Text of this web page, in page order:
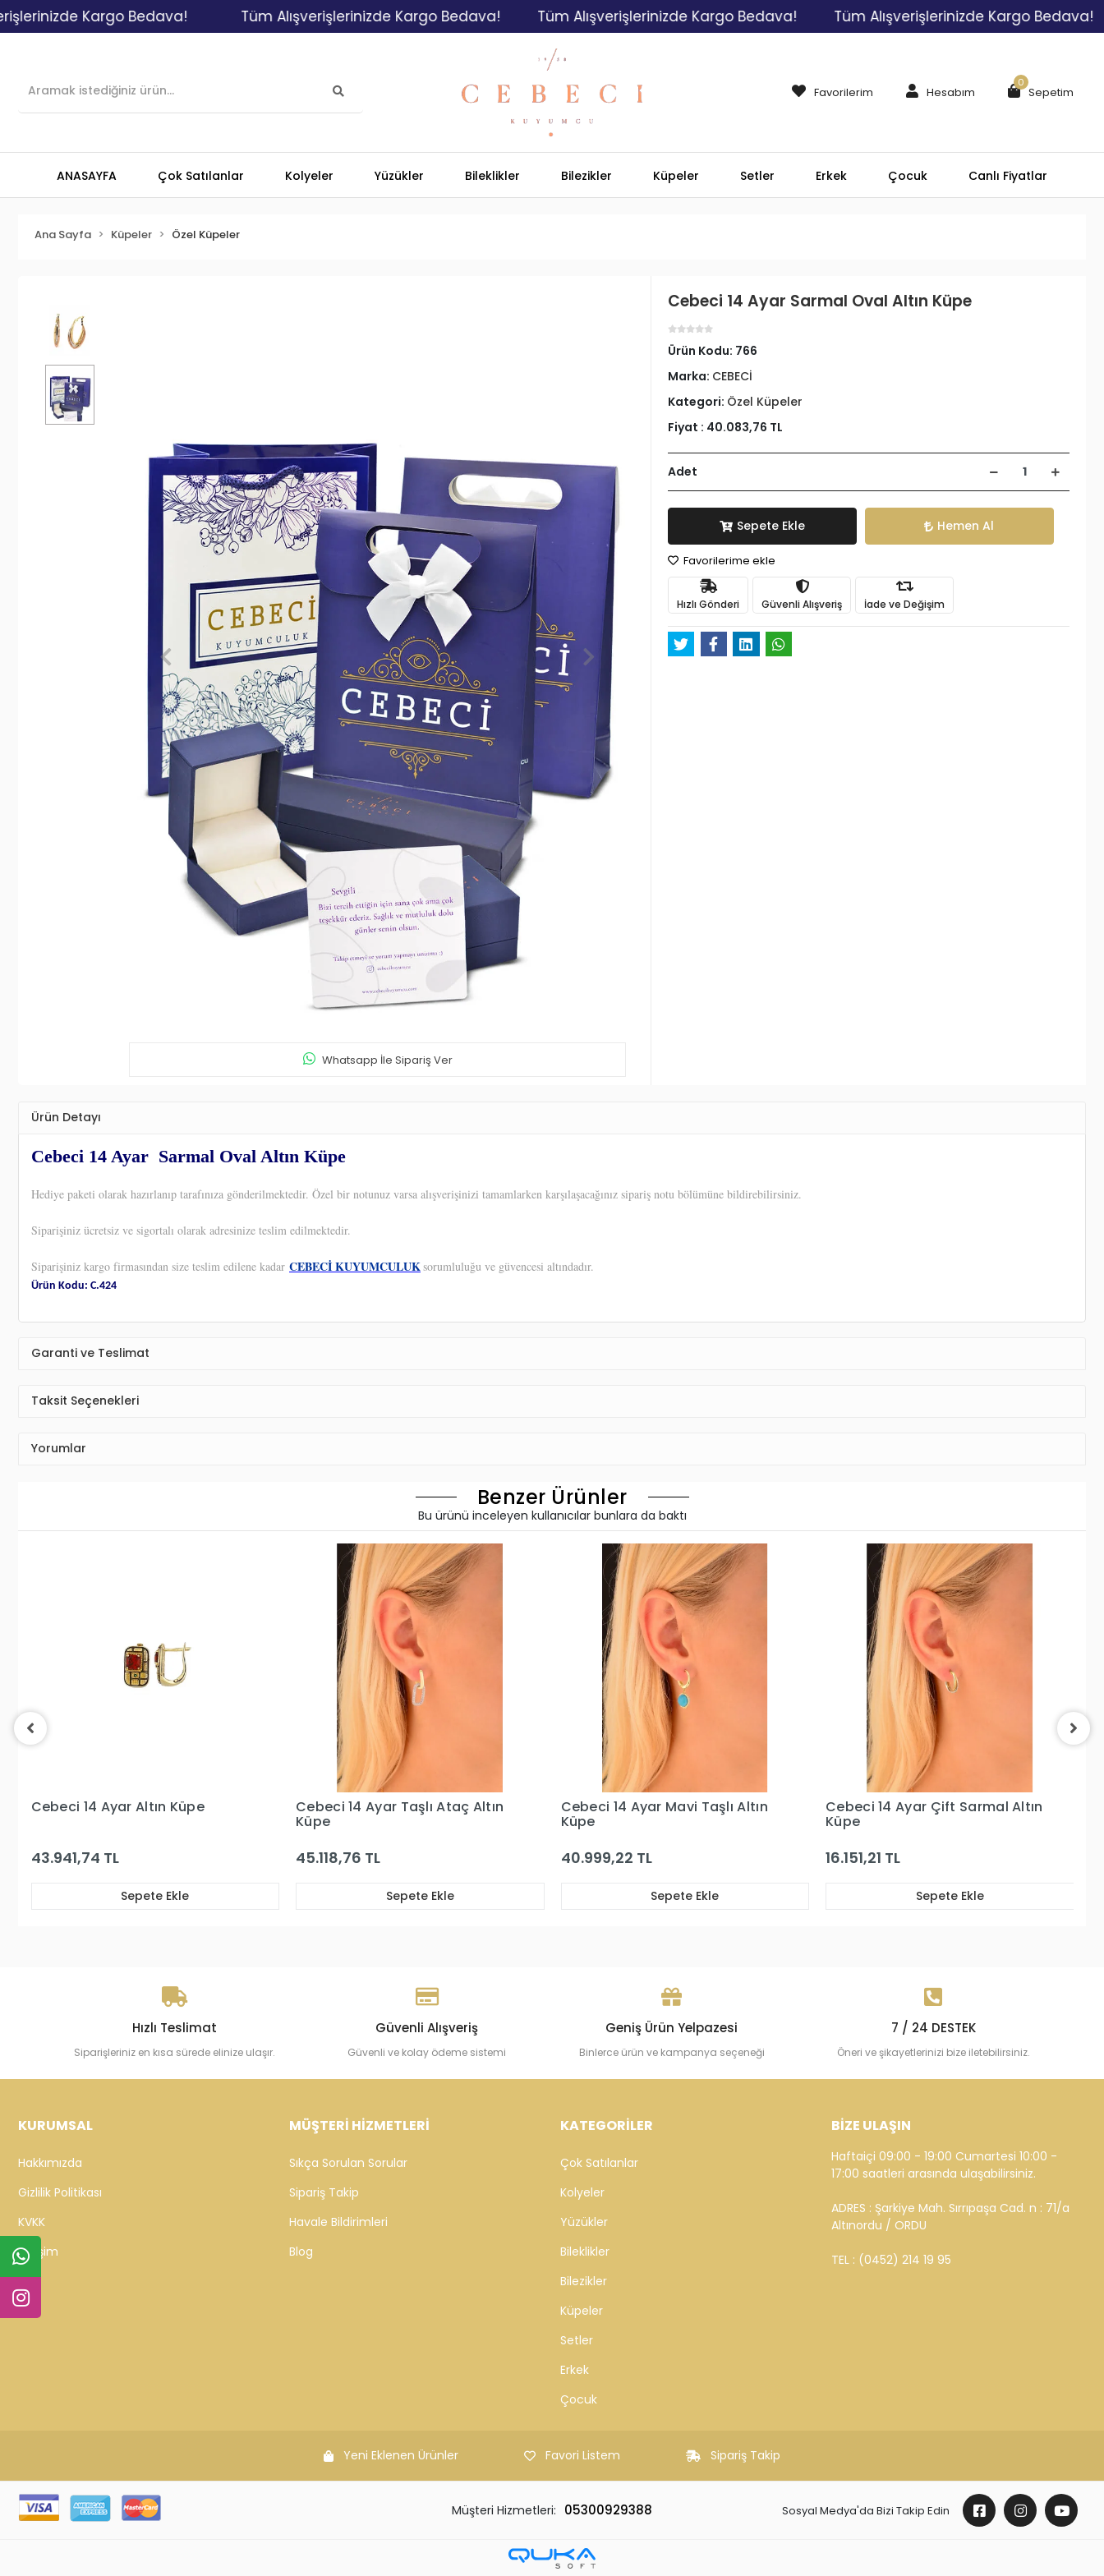
Kargo Bedava! Tüm Alışverişlerinizde Kargo Bedava! Tüm Alışverişlerinizde Kargo Bedava! Tüm Alışverişlerinizde Kargo Bedava!
Favorilerim Hesabım Sepetim
0
ANASAYFA Çok Satılanlar Kolyeler Yüzükler Bileklikler Bilezikler Küpeler Setler Erkek Çocuk Canlı Fiyatlar
Ana Sayfa Küpeler Özel Küpeler
Whatsapp İle Sipariş Ver
Cebeci 14 Ayar Sarmal Oval Altın Küpe
Ürün Kodu: 766
Marka: CEBECİ
Kategori: Özel Küpeler
Fiyat : 40.083,76 TL
Adet
Sepete Ekle Hemen Al
Favorilerime ekle
Hızlı Gönderi Güvenli Alışveriş İade ve Değişim
Ürün Detayı
Cebeci 14 Ayar Sarmal Oval Altın Küpe
Hediye paketi olarak hazırlanıp tarafınıza gönderilmektedir. Özel bir notunuz varsa alışverişinizi tamamlarken karşılaşacağınız sipariş notu bölümüne bildirebilirsiniz.
Siparişiniz ücretsiz ve sigortalı olarak adresinize teslim edilmektedir.
Siparişiniz kargo firmasından size teslim edilene kadar CEBECİ KUYUMCULUKsorumluluğu ve güvencesi altındadır.
Ürün Kodu: C.424
Garanti ve Teslimat
Taksit Seçenekleri
Yorumlar
Benzer Ürünler
Bu ürünü inceleyen kullanıcılar bunlara da baktı
Cebeci 14 Ayar Taşlı Ataç Altın
45.118,76 TL
Cebeci 14 Ayar Mavi Taşlı Altın
40.999,22 TL
Cebeci 14 Ayar Çift Sarmal Altın
16.151,21 TL
Cebeci 14 Ayar Uzun Altın
Hızlı Teslimat
Siparişleriniz en kısa sürede elinize ulaşır.
Güvenli Alışveriş
Güvenli ve kolay ödeme sistemi
Geniş Ürün Yelpazesi
Binlerce ürün ve kampanya seçeneği
7 / 24 DESTEK
Öneri ve şikayetlerinizi bize iletebilirsiniz.
KURUMSAL
Hakkımızda
Gizlilik Politikası
KVKK
İletişim
MÜŞTERİ HİZMETLERİ
Sıkça Sorulan Sorular
Sipariş Takip
Havale Bildirimleri
Blog
KATEGORİLER
Çok Satılanlar
Kolyeler
Yüzükler
Bileklikler
Bilezikler
Küpeler
Setler
Erkek
Çocuk
BİZE ULAŞIN
Haftaiçi 09:00 - 19:00 Cumartesi 10:00 -
17:00 saatleri arasında ulaşabilirsiniz.
ADRES : Şarkiye Mah. Sırrıpaşa Cad. n : 71/a
Altınordu / ORDU
TEL : (0452) 214 19 95
Yeni Eklenen Ürünler Favori Listem Sipariş Takip
Müşteri Hizmetleri: 05300929388 Sosyal Medya'da Bizi Takip Edin